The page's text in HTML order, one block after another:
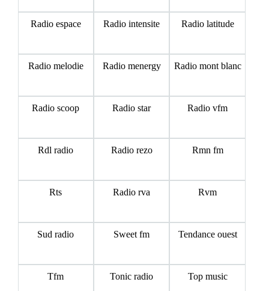
Radio espace Radio intensite Radio latitude
Radio melodie Radio menergy Radio mont blanc
Radio scoop Radio star Radio vfm
Rdl radio Radio rezo Rmn fm
Rts Radio rva Rvm
Sud radio Sweet fm Tendance ouest
Tfm Tonic radio Top music